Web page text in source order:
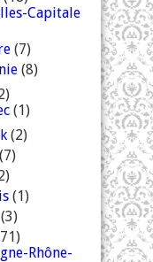
Capitale
(7)
(8)
(1)
(2)
(7)
(1)
(3)
Rhône-